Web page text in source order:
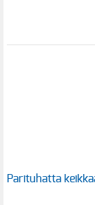
Parituhatta